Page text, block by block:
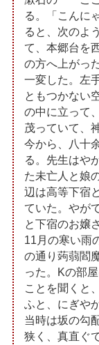
る。「こんに
ると、次のよ
て、本郷台を
の方へ上がっ
一変した。左
ともつかない
の中に立って
茂っていて、
今から、八十
る。先生はや
た未亡人と娘
辺は高等下宿
ていた。やが
と下宿のお嬢
11月の寒い雨
の通り蒟蒻閻
った。Kの部
ことを聞くと
ふと、にぎや
当時は坂の勾
狭く、真直ぐ